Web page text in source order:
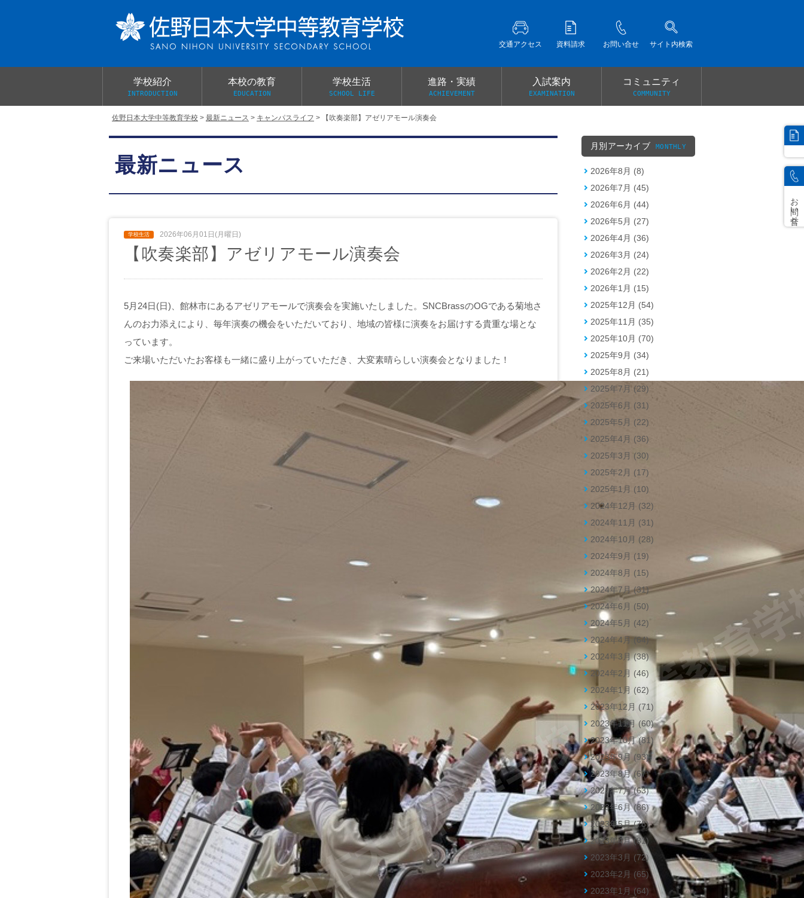
お問い合せ
交通アクセス 資料請求 お問い合せ サイト内検索
佐野日本大学中等教育学校 > 最新ニュース > キャンパスライフ > 【吹奏楽部】アゼリアモール演奏会
学校紹介
INTRODUCTION
学校案内パンフレット
本校の教育
EDUCATION
総合的探究（学習）の時間
学校生活
SCHOOL LIFE
制服紹介
進路・実績
ACHIEVEMENT
入試案内
EXAMINATION
コミュニティ
COMMUNITY
桜美会
最新ニュース
2026年06月01日(月曜日)
【吹奏楽部】アゼリアモール演奏会
5月24日(日)、館林市にあるアゼリアモールで演奏会を実施いたしました。SNCBrassのOGである菊地さ
んのお力添えにより、毎年演奏の機会をいただいており、地域の皆様に演奏をお届けする貴重な場とな
っています。
ご来場いただいたお客様も一緒に盛り上がっていただき、大変素晴らしい演奏会となりました！
月別アーカイブ MONTHLY
2026年8月 (8)
2026年7月 (45)
2026年6月 (44)
2026年5月 (27)
2026年4月 (36)
2026年3月 (24)
2026年2月 (22)
2026年1月 (15)
2025年12月 (54)
2025年11月 (35)
2025年10月 (70)
2025年9月 (34)
2025年8月 (21)
2025年7月 (29)
2025年6月 (31)
2025年5月 (22)
2025年4月 (36)
2025年3月 (30)
2025年2月 (17)
2025年1月 (10)
2024年12月 (32)
2024年11月 (31)
2024年10月 (28)
2024年9月 (19)
2024年8月 (15)
2024年7月 (31)
2024年6月 (50)
2024年5月 (42)
2024年4月 (64)
2024年3月 (38)
2024年2月 (46)
2024年1月 (62)
2023年12月 (71)
2023年11月 (60)
2023年10月 (81)
2023年9月 (93)
2023年8月 (67)
2023年7月 (63)
2023年6月 (86)
2023年5月 (78)
2023年4月 (81)
2023年3月 (72)
2023年2月 (65)
2023年1月 (64)